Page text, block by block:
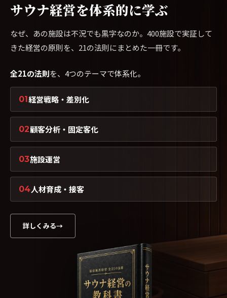
サウナ経営を体系的に学ぶ
なぜ、あの施設は不況でも黒字なのか。400施設で実証して
きた経営の原則を、21の法則にまとめた一冊です。
全21の法則を、4つのテーマで体系化。
01経営戦略・差別化
02顧客分析・固定客化
03施設運営
04人材育成・接客
詳しくみる→